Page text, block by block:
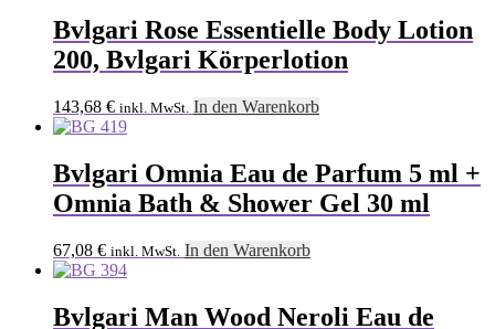
Bvlgari Rose Essentielle Body Lotion
200, Bvlgari Körperlotion
143,68 € inkl. MwSt. In den Warenkorb
Bvlgari Omnia Eau de Parfum 5 ml +
Omnia Bath & Shower Gel 30 ml
67,08 € inkl. MwSt. In den Warenkorb
Bvlgari Man Wood Neroli Eau de